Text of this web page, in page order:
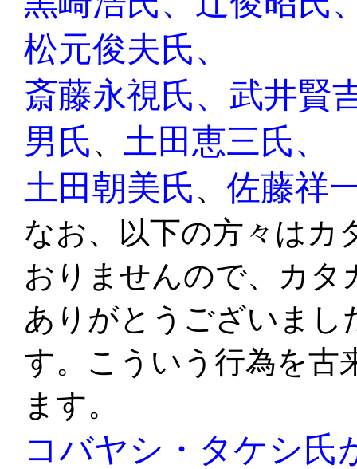
松元俊夫氏、
斎藤永視氏、武井賢
男氏、 土田恵三氏、
土田朝美氏、 佐藤祥
なお、以下の方々はカ
おりませんので、カタ
ありがとうございまし
す。こういう行為を古
ます。
コバヤシ・タケシ氏